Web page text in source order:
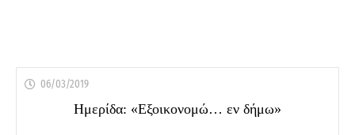
06/03/2019
Ημερίδα: «Εξοικονομώ… εν δήμω»